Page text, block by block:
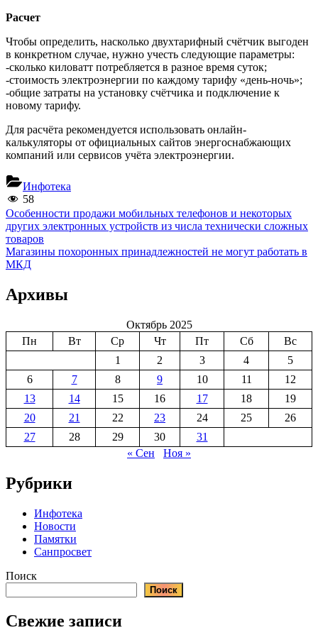
Расчет
Чтобы определить, насколько двухтарифный счётчик выгоден
в конкретном случае, нужно учесть следующие параметры:
-сколько киловатт потребляется в разное время суток;
-стоимость электроэнергии по каждому тарифу «день-ночь»;
-общие затраты на установку счётчика и подключение к
новому тарифу.
Для расчёта рекомендуется использовать онлайн-
калькуляторы от официальных сайтов энергоснабжающих
компаний или сервисов учёта электроэнергии.
Инфотека
58
Навигация
по
записям
Previous
Post:
Особенности продажи мобильных телефонов и некоторых
других электронных устройств из числа технически сложных
товаров
Next
Post:
Магазины похоронных принадлежностей не могут работать в
МКД
Архивы
Октябрь 2025
Пн
Вт Ср Чт Пт Сб
Вс
1
2 3 4
5
6
7 8 9 10 11
12
13
14 15 16 17 18
19
20
21 22 23 24 25
26
27
28 29 30
31
« Сен
Ноя »
Рубрики
Инфотека
Новости
Памятки
Санпросвет
Поиск
Поиск
Свежие записи